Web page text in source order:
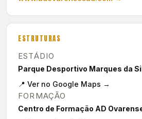
ESTRUTURAS
ESTÁDIO
Parque Desportivo Marques da
📍 Ver no Google Maps →
FORMAÇÃO
Centro de Formação AD